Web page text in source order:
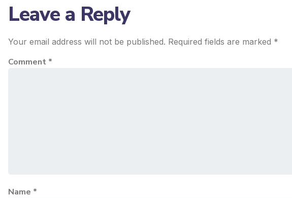
Leave a Reply
Your email address will not be published. Required fields are marked *
Comment *
Name *